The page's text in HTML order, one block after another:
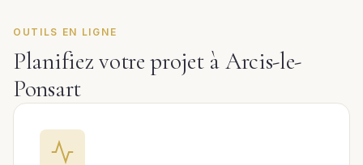
OUTILS EN LIGNE
Planifiez votre projet à Arcis-le-
Ponsart